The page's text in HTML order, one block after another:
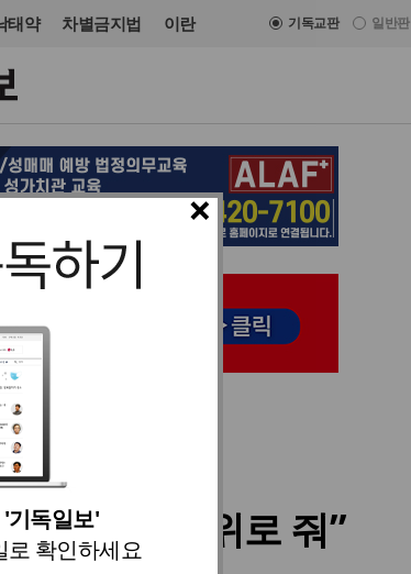
태약 차별금지법 이란 기독교판 일반판
×
기독일보'
로 확인하세요
03 16:58
할 수 없는 위로 줘”